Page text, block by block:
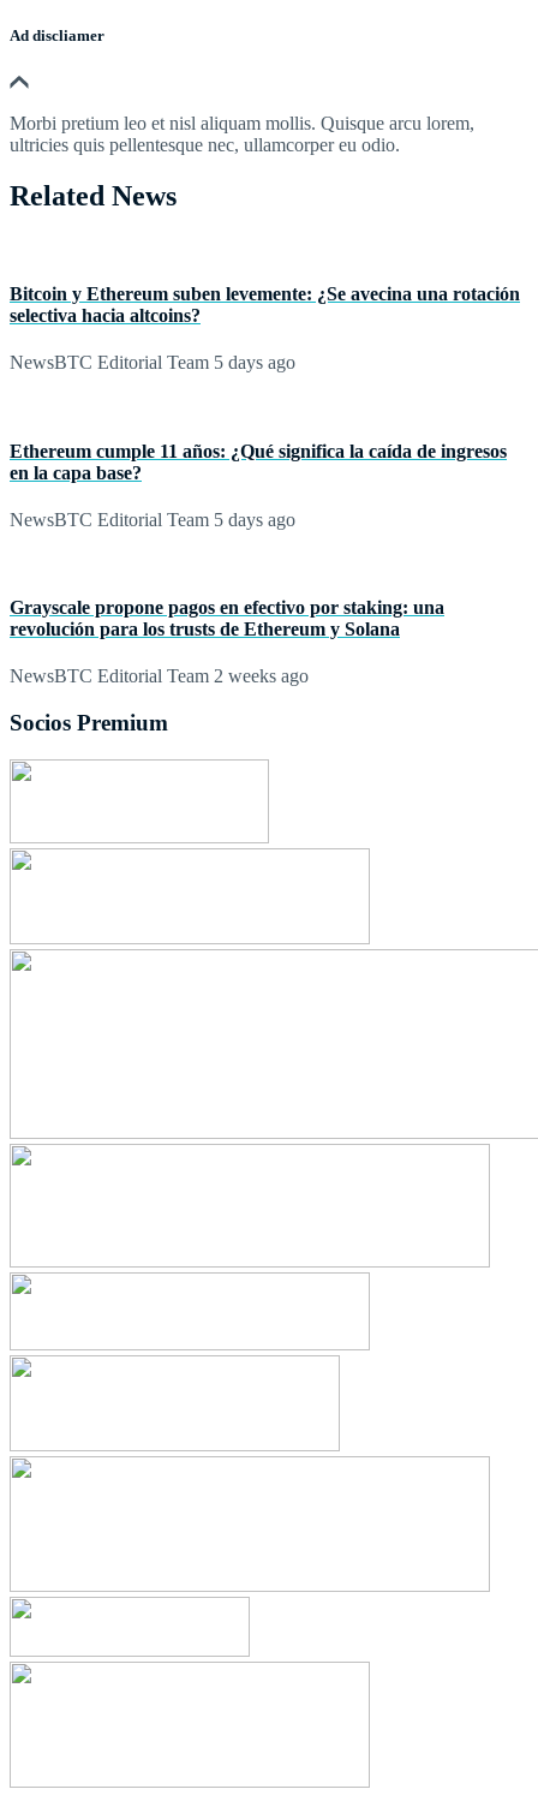
Ad discliamer
Morbi pretium leo et nisl aliquam mollis. Quisque arcu lorem,
ultricies quis pellentesque nec, ullamcorper eu odio.
Related News
Bitcoin y Ethereum suben levemente: ¿Se avecina una rotación
selectiva hacia altcoins?
NewsBTC Editorial Team 5 days ago
Ethereum cumple 11 años: ¿Qué significa la caída de ingresos
en la capa base?
NewsBTC Editorial Team 5 days ago
Grayscale propone pagos en efectivo por staking: una
revolución para los trusts de Ethereum y Solana
NewsBTC Editorial Team 2 weeks ago
Socios Premium